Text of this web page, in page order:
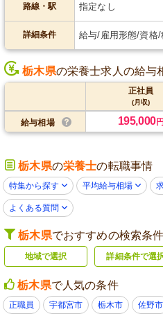
路線・駅 指定なし
詳細条件 給与/雇用形態/資格/
栃木県の栄養士求人の給与
正社員
(月収)
給与相場 195,000円
栃木県の栄養士の転職事情
特集から探す 平均給与相場
よくある質問
栃木県でおすすめの検索条件
地域で選択 詳細条件で選
栃木県で人気の条件
正職員 宇都宮市 栃木市 佐野市